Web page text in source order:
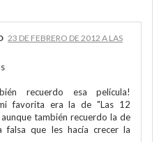
23 DE FEBRERO DE 2012 A LAS
recuerdo esa película!
favorita era la de "Las 12
también recuerdo la de
falsa que les hacía crecer la